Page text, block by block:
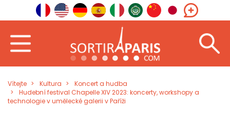
Vítejte Kultura
Koncert a hudba
Hudební festival Chapelle XIV 2023: koncerty, workshopy a
technologie v umělecké galerii v Paříži